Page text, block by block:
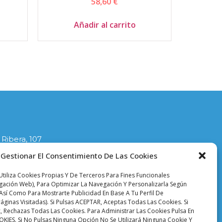
Gestionar El Consentimiento De Las Cookies
Cookies Propias Y De Terceros Para Fines Funcionales
Web), Para Optimizar La Navegación Y Personalizarla Según
Como Para Mostrarte Publicidad En Base A Tu Perfil De
Visitadas). Si Pulsas ACEPTAR, Aceptas Todas Las Cookies. Si
Rechazas Todas Las Cookies. Para Administrar Las Cookies Pulsa En
Si No Pulsas Ninguna Opción No Se Utilizará Ninguna Cookie Y
Añadir al carrito
107